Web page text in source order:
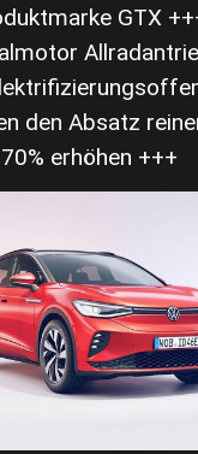
GTX
den Absatz
erhöhen +++